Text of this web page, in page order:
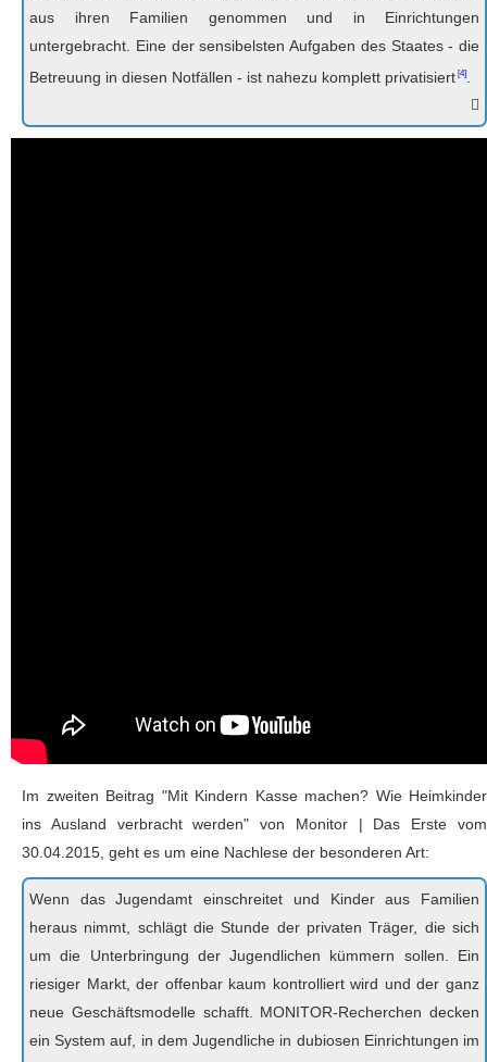
aus ihren Familien genommen und in Einrichtungen
untergebracht. Eine der sensibelsten Aufgaben des Staates - die
Betreuung in diesen Notfällen - ist nahezu komplett privatisiert
Im zweiten Beitrag "Mit Kindern Kasse machen? Wie Heimkinder
ins Ausland verbracht werden" von Monitor | Das Erste vom
30.04.2015, geht es um eine Nachlese der besonderen Art:
Wenn das Jugendamt einschreitet und Kinder aus Familien
heraus nimmt, schlägt die Stunde der privaten Träger, die sich
um die Unterbringung der Jugendlichen kümmern sollen. Ein
riesiger Markt, der offenbar kaum kontrolliert wird und der ganz
neue Geschäftsmodelle schafft. MONITOR-Recherchen decken
ein System auf, in dem Jugendliche in dubiosen Einrichtungen im